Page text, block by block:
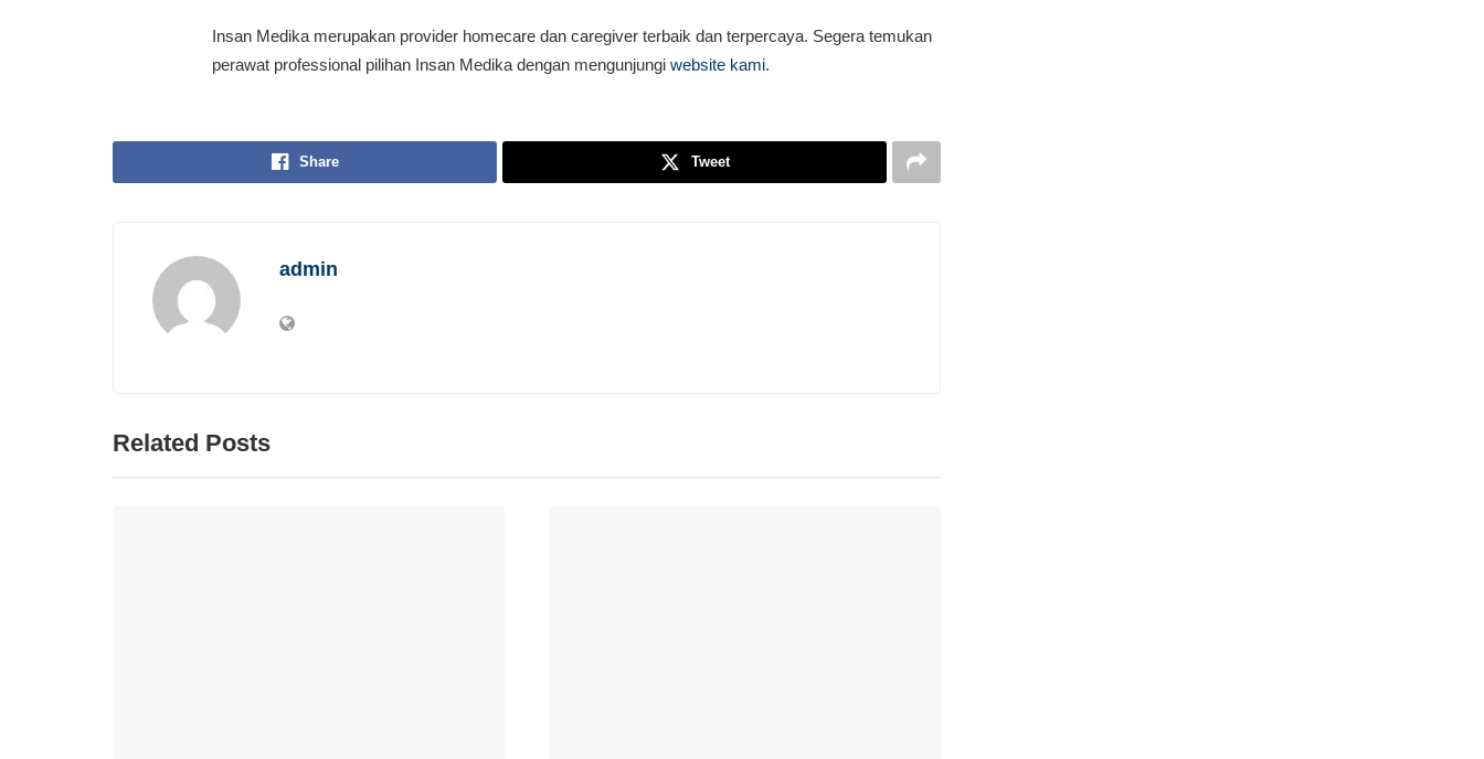
Insan Medika merupakan provider homecare dan caregiver terbaik dan terpercaya. Segera temukan
perawat professional pilihan Insan Medika dengan mengunjungi website kami.
Share Tweet
admin
Related Posts